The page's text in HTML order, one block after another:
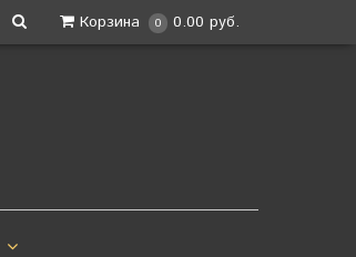
Корзина 0 0.00 руб.